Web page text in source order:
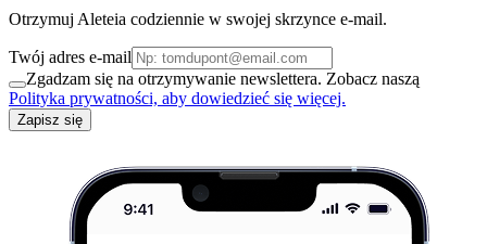
Otrzymuj Aleteia codziennie w swojej skrzynce e-mail.
Twój adres e-mail
Zgadzam się na otrzymywanie newslettera. Zobacz naszą
Polityka prywatności, aby dowiedzieć się więcej.
Zapisz się